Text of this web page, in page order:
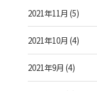
2021年11月 (5)
2021年10月 (4)
2021年9月 (4)